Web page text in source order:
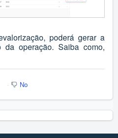
poderá gerar a
da operação. Saiba como,
No